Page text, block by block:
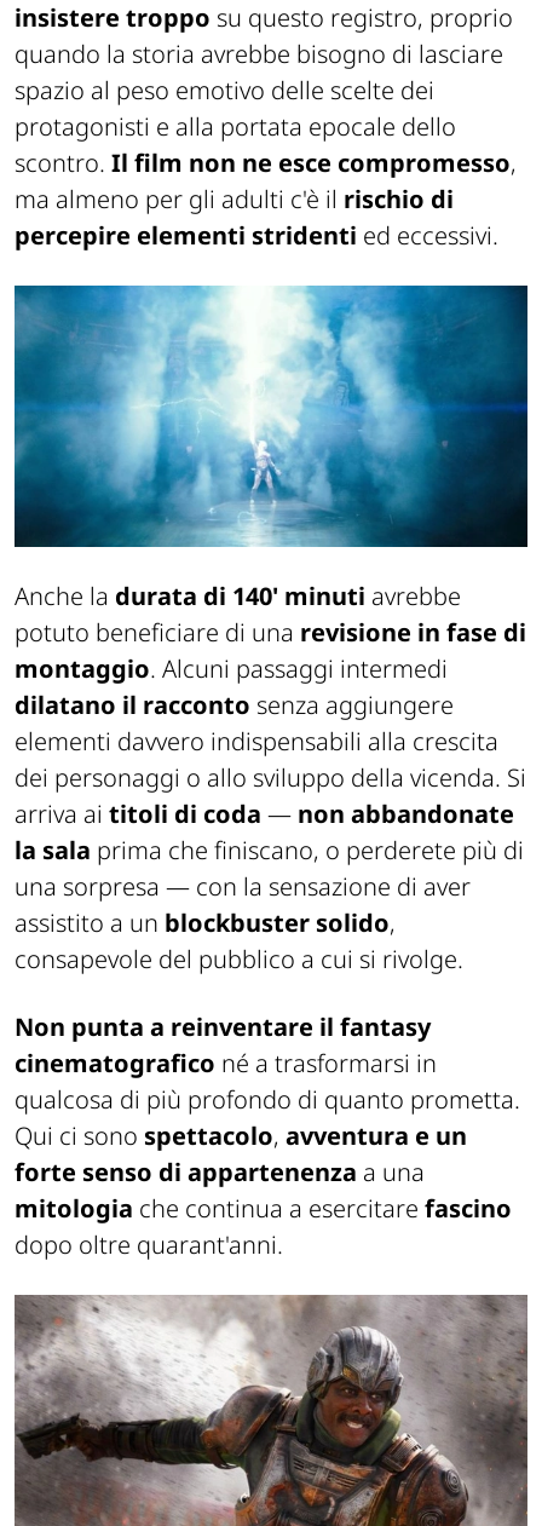
insistere troppo su questo registro, proprio
quando la storia avrebbe bisogno di lasciare
spazio al peso emotivo delle scelte dei
protagonisti e alla portata epocale dello
scontro. Il film non ne esce compromesso,
ma almeno per gli adulti c'è il rischio di
percepire elementi stridenti ed eccessivi.
Anche la durata di 140' minuti avrebbe
potuto beneficiare di una revisione in fase di
montaggio. Alcuni passaggi intermedi
dilatano il racconto senza aggiungere
elementi davvero indispensabili alla crescita
dei personaggi o allo sviluppo della vicenda. Si
arriva ai titoli di coda — non abbandonate
la sala prima che finiscano, o perderete più di
una sorpresa — con la sensazione di aver
assistito a un blockbuster solido,
consapevole del pubblico a cui si rivolge.
Non punta a reinventare il fantasy
cinematografico né a trasformarsi in
qualcosa di più profondo di quanto prometta.
Qui ci sono spettacolo, avventura e un
forte senso di appartenenza a una
mitologia che continua a esercitare fascino
dopo oltre quarant'anni.